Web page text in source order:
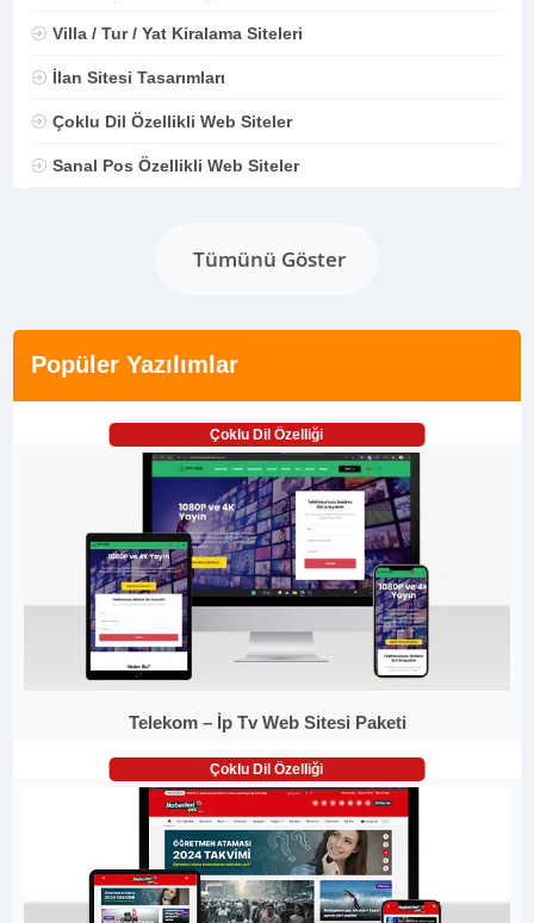
Villa / Tur / Yat Kiralama Siteleri
İlan Sitesi Tasarımları
Çoklu Dil Özellikli Web Siteler
Sanal Pos Özellikli Web Siteler
Tümünü Göster
Popüler Yazılımlar
Çoklu Dil Özelliği
Telekom – İp Tv Web Sitesi Paketi
Çoklu Dil Özelliği